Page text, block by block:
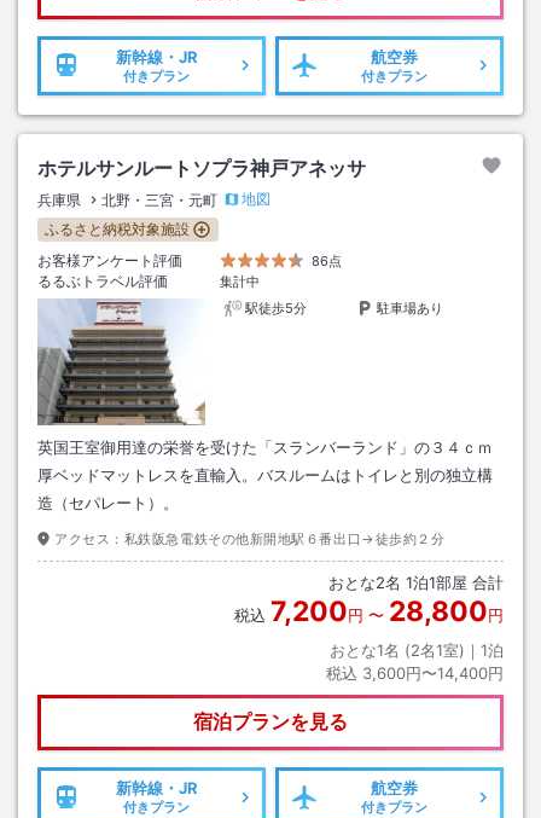
新幹線・JR
付きプラン
航空券
付きプラン
ホテルサンルートソプラ神戸アネッサ
兵庫県 北野・三宮・元町
地図
ふるさと納税対象施設
お客様アンケート評価
86点
るるぶトラベル評価
集計中
駅徒歩5分
駐車場あり
英国王室御用達の栄誉を受けた「スランバーランド」の３４ｃｍ
厚ベッドマットレスを直輸入。バスルームはトイレと別の独立構
造（セパレート）。
アクセス： 私鉄阪急電鉄その他新開地駅６番出口→徒歩約２分
おとな2名 1泊1部屋 合計
税込 7,200円 〜 28,800円
おとな1名 (2名1室)｜ 1泊
税込 3,600円〜14,400円
宿泊プランを見る
新幹線・JR
付きプラン
航空券
付きプラン